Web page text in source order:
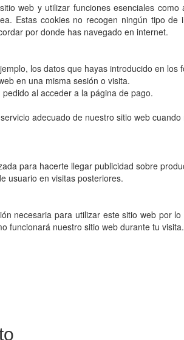
web y utilizar funciones esenciales
Estas cookies no recogen ningún tipo de
por donde has navegado en internet.
los datos que hayas introducido en los
en una misma sesión o visita.
al acceder a la página de pago.
adecuado de nuestro sitio web
para hacerte llegar publicidad sobre
usuario en visitas posteriores.
necesaria para utilizar este sitio web por
funcionará nuestro sitio web durante tu visita.